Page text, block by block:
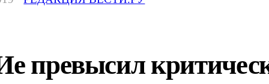
превысил